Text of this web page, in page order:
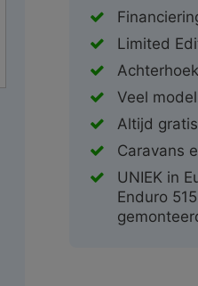
Limited
Veel
Altijd
Caravans
UNIEK in
Enduro